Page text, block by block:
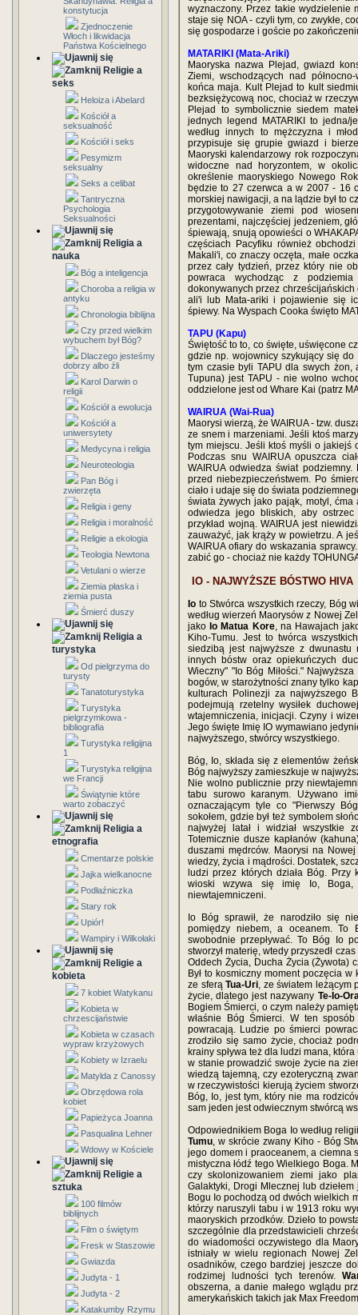
konstytucja
Zjednoczenie
Włoch i likwidacja
Państwa Kościelnego
Religie a
seks
Heloiza i Abelard
Kościół a
seksualność
Kościół i seks
Pesymizm
seksualny
Seks a celibat
Tantryczna
Psychologia
Seksualności
Religia a
nauka
Bóg a inteligencja
Choroba a religia w
antyku
Chronologia biblijna
Czy przed wielkim
wybuchem był Bóg?
Dlaczego jesteśmy
dobrzy albo źli
Karol Darwin o
religii
Kościół a ewolucja
Kościół a
uniwersytety
Medycyna i religia
Neuroteologia
Pan Bóg i
zwierzęta
Religia i geny
Religia i moralność
Religie a ekologia
Teologia Newtona
Vetulani o wierze
Ziemia płaska i
ziemia pusta
Śmierć duszy
Religia a
turystyka
Od pielgrzyma do
turysty
Tanatoturystyka
Turystyka
pielgrzymkowa -
bibliografia
Turystyka religijna
1
Turystyka religijna
we Francji
Świątynie które
warto zobaczyć
Religia a
etnografia
Cmentarze polskie
Jajka wielkanocne
Podłaźniczka
Stary rok
Upiór!
Wampiry i Wilkołaki
Religie a
kobieta
7 kobiet Watykanu
Kobieta w
chrzescijaństwie
Kobieta w czasach
wypraw krzyżowych
Kobiety w Izraelu
Matylda z Canossy
Obrzędowa rola
kobiet
Papieżyca Joanna
Pasqualina Lehner
Wdowy w Kościele
Religie a
sztuka
100 filmów
biblijnych
Film o świętym
Fresk w Staszowie
Gwiazda
Judyta - 1
Judyta - 2
Katakumby Rzymu
wyznaczony. Przez takie
staje się NOA - czyli tym, co zwykłe,
się gospodarze i goście po
MATARIKI (Mata-Ariki)
Maoryska nazwa Plejad, gwiazd
Ziemi, wschodzących nad
końca maja. Kult Plejad to kult
bezksiężycową noc, chociaż w
Plejad to symbolicznie siedem
jednych legend MATARIKI to
według innych to mężczyzna i
przypisuje się grupie gwiazd i
Maoryski kalendarzowy rok
widoczne nad horyzontem, w
określenie maoryskiego Nowego
będzie to 27 czerwca a w 2007 - 16
morskiej nawigacji, a na lądzie był to
przygotowywanie ziemi pod
prezentami, najczęściej jedzeniem,
śpiewają, snują opowieści o
częściach Pacyfiku również
Makali'i, co znaczy oczęta, małe
przez cały tydzień, przez który nie
powraca wychodząc z
dokonywanych przez
ali'i lub Mata-ariki i pojawienie się
śpiewy. Na Wyspach Cooka święto
TAPU (Kapu)
Świętość to to, co święte, uświęcone
gdzie np. wojownicy szykujący się
tym czasie byli TAPU dla swych
Tupuna) jest TAPU - nie wolno
oddzielone jest od Whare Kai (patrz
WAIRUA (Wai-Rua)
Maorysi wierzą, że WAIRUA - tzw.
ze snem i marzeniami. Jeśli ktoś
tym miejscu. Jeśli ktoś myśli o jakiejś
Podczas snu WAIRUA opuszcza
WAIRUA odwiedza świat
przed niebezpieczeństwem. Po
ciało i udaje się do świata
świata żywych jako pająk, motyl, ćma
odwiedza jego bliskich, aby
przykład wojną. WAIRUA jest
zauważyć, jak krąży w powietrzu. A
WAIRUA ofiary do wskazania
zabić go - chociaż nie każdy
IO - NAJWYŻSZE BÓSTWO HIVA
Io to Stwórca wszystkich rzeczy, Bóg
według wierzeń Maorysów z Nowej
jako Io Matua Kore, na Hawajach
Kiho-Tumu. Jest to twórca
siedzibą jest najwyższe z dwunastu
innych bóstw oraz opiekuńczych
Wieczny" "Io Bóg Miłości."
bogów, w starożytności znany tylko
kulturach Polinezji za najwyższego
podejmują rzetelny wysiłek
wtajemniczenia, inicjacji. Czyny i
Jego święte Imię IO wymawiano
najwyższego, stwórcy wszystkiego.
Bóg, Io, składa się z elementów
Bóg najwyższy zamieszkuje w
Nie wolno publicznie przy
tabu surowo karanym. Używano
oznaczającym tyle co "Pierwszy
sokołem, gdzie był też symbolem
najwyżej latał i widział wszystkie
Totemicznie dusze kapłanów
duszami mędrców. Maorysi na
wiedzy, życia i mądrości. Dostatek,
ludzi przez których działa Bóg.
wioski wzywa się imię Io,
niewtajemniczeni.
Io Bóg sprawił, że narodziło się
pomiędzy niebem, a oceanem. To
swobodnie przepływać. To Bóg Io
stworzył materię, wtedy przyszedł
Oddech Życia, Ducha Życia (Żywota)
Był to kosmiczny moment poczęcia w
ze sferąTua-Uri, ze światem leżącym
życie, dlatego jest nazywany Te-Io-
Bogiem Śmierci, o czym należy
właśnie Bóg Śmierci. W ten
powracają. Ludzie po śmierci
zrodziło się samo życie, chociaż
krainy spływa też dla ludzi mana,
w stanie prowadzić swoje życie na
wiedzą tajemną, czy ezoteryczną
w rzeczywistości kierują życiem
Bóg, Io, jest tym, który nie ma
sam jeden jest odwiecznym stwórcą
Odpowiednikiem Boga Io według
Tumu, w skrócie zwany Kiho - Bóg
jego domem i praoceanem, a ciemna
mistyczna łódź tego Wielkiego Boga.
czy skolonizowaniem ziemi jako
Galaktyki, Drogi Mlecznej lub
Bogu Io pochodzą od dwóch wielkich
którzy naruszyli tabu i w 1913 roku
maoryskich przodków. Dzieło to
szczególnie dla przedstawicieli
do wiadomości oczywistego dla
istniały w wielu regionach Nowej
osadników, czego bardziej jeszcze
rodzimej ludności tych terenów.
obszerna, a danie małego wglądu
amerykańskich takich jak Max